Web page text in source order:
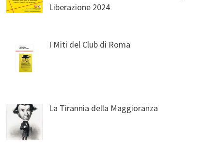
Liberazione 2024
I Miti del Club di Roma
La Tirannia della Maggioranza